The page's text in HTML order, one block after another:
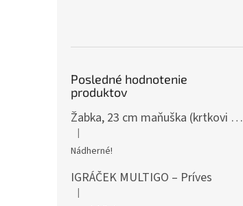
Posledné hodnotenie
produktov
Žabka, 23 cm maňuška (krtkovi kamaráti)
Hodnotenie produktu je 5 z 5 hviezdičiek.
|
Nádherné!
IGRÁČEK MULTIGO – Príves
Hodnotenie produktu je 5 z 5 hviezdičiek.
|